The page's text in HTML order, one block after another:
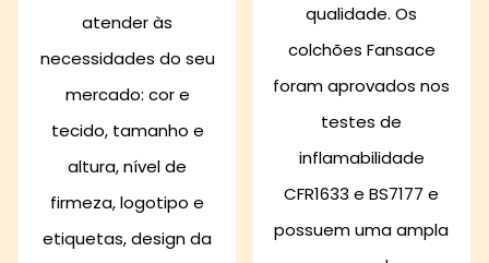
atender às
necessidades do seu
mercado: cor e
tecido, tamanho e
altura, nível de
firmeza, logotipo e
etiquetas, design da
qualidade. Os
colchões Fansace
foram aprovados nos
testes de
inflamabilidade
CFR1633 e BS7177 e
possuem uma ampla